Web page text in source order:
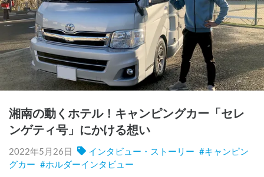
湘南の動くホテル！キャンピングカー「セレ
ンゲティ号」にかける想い
2022年5月26日 インタビュー・ストーリー #キャンピン
グカー #ホルダーインタビュー